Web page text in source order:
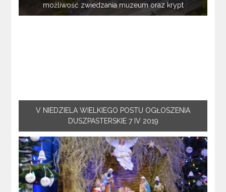
możliwość zwiedzania muzeum oraz krypt
V NIEDZIELA WIELKIEGO POSTU OGŁOSZENIA
DUSZPASTERSKIE 7 IV 2019